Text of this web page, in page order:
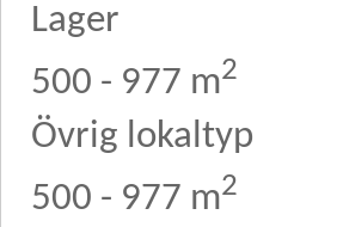
Lager
500 - 977 m2
Övrig lokaltyp
500 - 977 m2